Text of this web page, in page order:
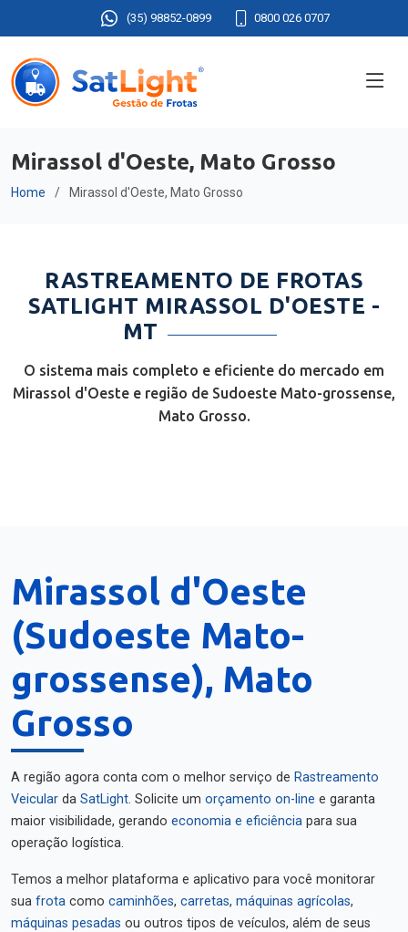
(35) 98852-0899 0800 026 0707
Mirassol d'Oeste, Mato Grosso
Home Mirassol d'Oeste, Mato Grosso
RASTREAMENTO DE FROTAS
SATLIGHT MIRASSOL D'OESTE -
MT
O sistema mais completo e eficiente do mercado em
Mirassol d'Oeste e região de Sudoeste Mato-grossense,
Mato Grosso.
Mirassol d'Oeste
(Sudoeste Mato-
grossense), Mato
Grosso
A região agora conta com o melhor serviço de Rastreamento
Veicular da SatLight. Solicite um orçamento on-line e garanta
maior visibilidade, gerando economia e eficiência para sua
operação logística.
Temos a melhor plataforma e aplicativo para você monitorar
sua frota como caminhões, carretas, máquinas agrícolas,
máquinas pesadas ou outros tipos de veículos, além de seus